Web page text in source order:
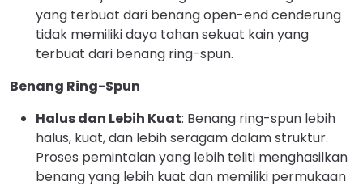
yang terbuat dari benang open-end cenderung
tidak memiliki daya tahan sekuat kain yang
terbuat dari benang ring-spun.
Benang Ring-Spun
Halus dan Lebih Kuat: Benang ring-spun lebih
halus, kuat, dan lebih seragam dalam struktur.
Proses pemintalan yang lebih teliti menghasilkan
benang yang lebih kuat dan memiliki permukaan